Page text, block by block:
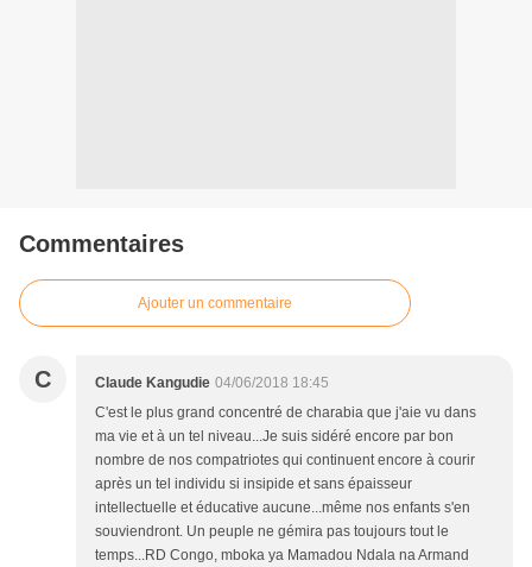
Commentaires
Ajouter un commentaire
C Claude Kangudie 04/06/2018 18:45
C'est le plus grand concentré de charabia que j'aie vu dans
ma vie et à un tel niveau...Je suis sidéré encore par bon
nombre de nos compatriotes qui continuent encore à courir
après un tel individu si insipide et sans épaisseur
intellectuelle et éducative aucune...même nos enfants s'en
souviendront. Un peuple ne gémira pas toujours tout le
temps...RD Congo, mboka ya Mamadou Ndala na Armand